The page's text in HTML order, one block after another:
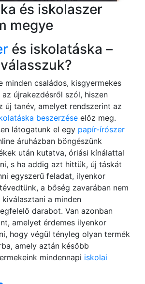
és iskolaszer
megye
és iskolatáska –
minden családos, kisgyermekes
újrakezdésről szól, hiszen
új tanév, amelyet rendszerint az
beszerzése előz meg.
látogatunk el egy papír-írószer
áruházban böngészünk
után kutatva, óriási kínálattal
s ha addig azt hittük, új táskát
egyszerű feladat, ilyenkor
a bőség zavarában nem
a minden
darabot. Van azonban
amelyet érdemes ilyenkor
hogy végül tényleg olyan termék
amely aztán később
mindennapi iskolai